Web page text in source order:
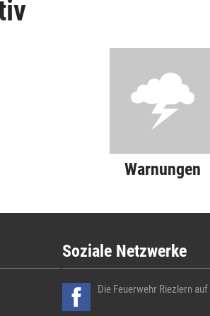
Warnungen
Soziale Netzwerke
Die Feuerwehr Riezlern auf